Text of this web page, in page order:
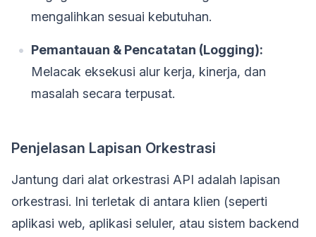
mengalihkan sesuai kebutuhan.
Pemantauan & Pencatatan (Logging):
Melacak eksekusi alur kerja, kinerja, dan
masalah secara terpusat.
Penjelasan Lapisan Orkestrasi
Jantung dari alat orkestrasi API adalah lapisan
orkestrasi. Ini terletak di antara klien (seperti
aplikasi web, aplikasi seluler, atau sistem backend